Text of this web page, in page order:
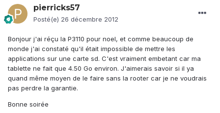
pierricks57
Posté(e) 26 décembre 2012
Bonjour j'ai réçu la P3110 pour noel, et comme beaucoup de
monde j'ai constaté qu'il était impossible de mettre les
applications sur une carte sd. C'est vraiment embetant car ma
tablette ne fait que 4.50 Go environ. J'aimerais savoir si il ya
quand même moyen de le faire sans la rooter car je ne voudrais
pas perdre la garantie.
Bonne soirée